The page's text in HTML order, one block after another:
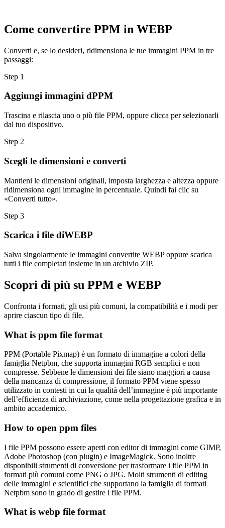
Come convertire PPM in WEBP
Converti e, se lo desideri, ridimensiona le tue immagini PPM in tre
passaggi:
Step 1
Aggiungi immagini dPPM
Trascina e rilascia uno o più file PPM, oppure clicca per selezionarli
dal tuo dispositivo.
Step 2
Scegli le dimensioni e converti
Mantieni le dimensioni originali, imposta larghezza e altezza oppure
ridimensiona ogni immagine in percentuale. Quindi fai clic su
«Converti tutto».
Step 3
Scarica i file diWEBP
Salva singolarmente le immagini convertite WEBP oppure scarica
tutti i file completati insieme in un archivio ZIP.
Scopri di più su PPM e WEBP
Confronta i formati, gli usi più comuni, la compatibilità e i modi per
aprire ciascun tipo di file.
What is ppm file format
PPM (Portable Pixmap) è un formato di immagine a colori della
famiglia Netpbm, che supporta immagini RGB semplici e non
compresse. Sebbene le dimensioni dei file siano maggiori a causa
della mancanza di compressione, il formato PPM viene spesso
utilizzato in contesti in cui la qualità dell’immagine è più importante
dell’efficienza di archiviazione, come nella progettazione grafica e in
ambito accademico.
How to open ppm files
I file PPM possono essere aperti con editor di immagini come GIMP,
Adobe Photoshop (con plugin) e ImageMagick. Sono inoltre
disponibili strumenti di conversione per trasformare i file PPM in
formati più comuni come PNG o JPG. Molti strumenti di editing
delle immagini e scientifici che supportano la famiglia di formati
Netpbm sono in grado di gestire i file PPM.
What is webp file format